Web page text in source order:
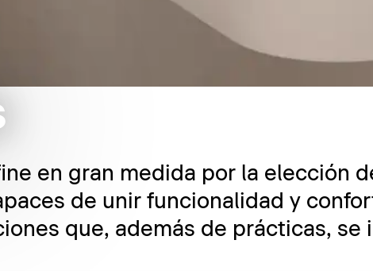
en gran medida por la elección
de unir funcionalidad y
que, además de prácticas, se